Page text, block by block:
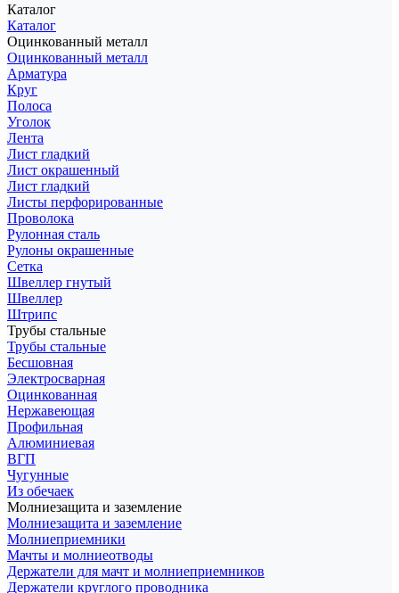
Каталог
Каталог
Оцинкованный металл
Оцинкованный металл
Арматура
Круг
Полоса
Уголок
Лента
Лист гладкий
Лист окрашенный
Лист гладкий
Листы перфорированные
Проволока
Рулонная сталь
Рулоны окрашенные
Сетка
Швеллер гнутый
Швеллер
Штрипс
Трубы стальные
Трубы стальные
Бесшовная
Электросварная
Оцинкованная
Нержавеющая
Профильная
Алюминиевая
ВГП
Чугунные
Из обечаек
Молниезащита и заземление
Молниезащита и заземление
Молниеприемники
Мачты и молниеотводы
Держатели для мачт и молниеприемников
Держатели круглого проводника